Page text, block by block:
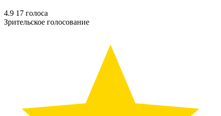
4.9 17 голоса
Зрительское голосование